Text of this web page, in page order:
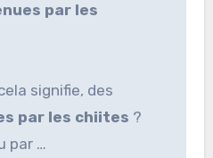
par les
signifie, des
par les chiites ?
par …